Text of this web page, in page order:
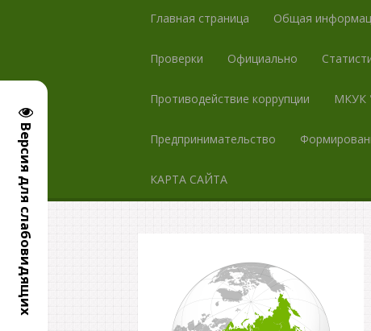
Версия для слабовидящих
Главная страница Общая
Проверки Официально
Противодействие коррупции МКУК
Предпринимательство
КАРТА САЙТА